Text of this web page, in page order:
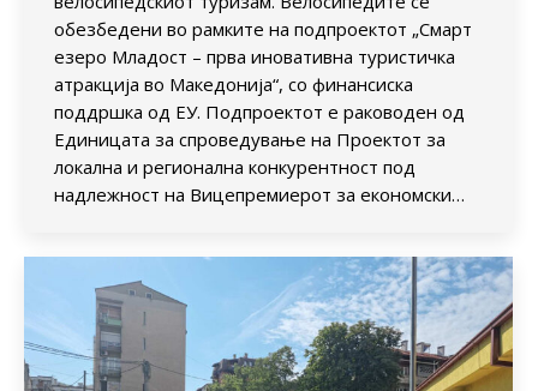
обезбедени во рамките на подпроектот „Смарт
езеро Младост – прва иновативна туристичка
атракција во Македонија“, со финансиска
поддршка од ЕУ. Подпроектот е раководен од
Единицата за спроведување на Проектот за
локална и регионална конкурентност под
надлежност на Вицепремиерот за економски…